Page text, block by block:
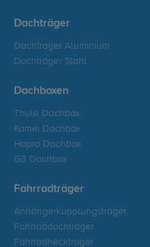
Dachträger
Dachträger Aluminium
Dachträger Stahl
Dachboxen
Thule Dachbox
Kamei Dachbox
Hapro Dachbox
G3 Dachbox
Fahrradträger
Anhängerkupplungsträger
Fahrraddachträger
Fahrradheckträger